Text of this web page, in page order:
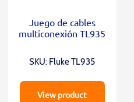
Juego de cables
multiconexión TL935
SKU: Fluke TL935
View product